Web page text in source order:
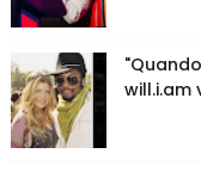
will.i.am